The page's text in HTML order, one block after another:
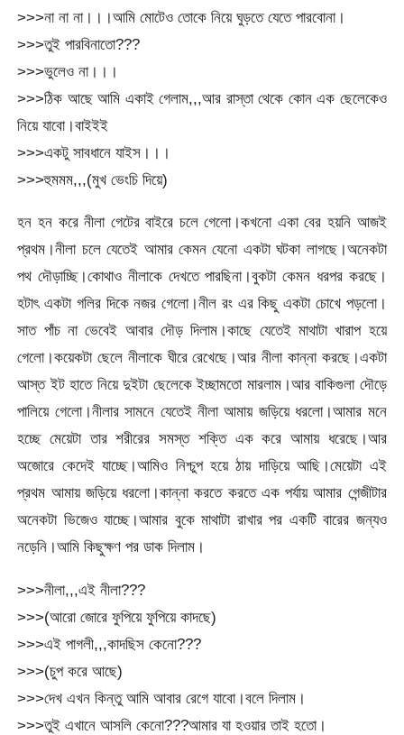
>>>না না না।।।আমি মোটেও তোকে নিয়ে ঘুড়তে যেতে পারবোনা।
>>>তুই পারবিনাতো???
>>>ভুলেও না।।।
>>>ঠিক আছে আমি একাই গেলাম,,,আর রাস্তা থেকে কোন এক ছেলেকেও
নিয়ে যাবো।বাইইই
>>>একটু সাবধানে যাইস।।।
>>>হুমমম,,,(মুখ ভেংচি দিয়ে)
হন হন করে নীলা গেটের বাইরে চলে গেলো।কখনো একা বের হয়নি আজই
প্রথম।নীলা চলে যেতেই আমার কেমন যেনো একটা ঘটকা লাগছে।অনেকটা
পথ দৌড়াচ্ছি।কোথাও নীলাকে দেখতে পারছিনা।বুকটা কেমন ধরপর করছে।
হটাৎ একটা গলির দিকে নজর গেলো।নীল রং এর কিছু একটা চোখে পড়লো।
সাত পাঁচ না ভেবেই আবার দৌড় দিলাম।কাছে যেতেই মাথাটা খারাপ হয়ে
গেলো।কয়েকটা ছেলে নীলাকে ঘীরে রেখেছে।আর নীলা কান্না করছে।একটা
আস্ত ইট হাতে নিয়ে দুইটা ছেলেকে ইচ্ছামতো মারলাম।আর বাকিগুলা দৌড়ে
পালিয়ে গেলো।নীলার সামনে যেতেই নীলা আমায় জড়িয়ে ধরলো।আমার মনে
হচ্ছে মেয়েটা তার শরীরের সমস্ত শক্তি এক করে আমায় ধরেছে।আর
অজোরে কেদেই যাচ্ছে।আমিও নিশ্চুপ হয়ে ঠায় দাড়িয়ে আছি।মেয়েটা এই
প্রথম আমায় জড়িয়ে ধরলো।কান্না করতে করতে এক পর্যায় আমার গেন্জীটার
অনেকটা ভিজেও যাচ্ছে।আমার বুকে মাথাটা রাখার পর একটি বারের জন্যও
নড়েনি।আমি কিছুক্ষণ পর ডাক দিলাম।
>>>নীলা,,,এই নীলা???
>>>(আরো জোরে ফুপিয়ে ফুপিয়ে কাদছে)
>>>এই পাগলী,,,কাদছিস কেনো???
>>>(চুপ করে আছে)
>>>দেখ এখন কিন্তু আমি আবার রেগে যাবো।বলে দিলাম।
>>>তুই এখানে আসলি কেনো???আমার যা হওয়ার তাই হতো।